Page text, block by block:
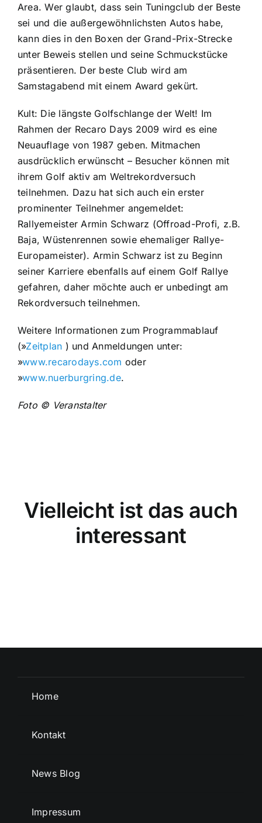
Area. Wer glaubt, dass sein Tuningclub der Beste
sei und die außergewöhnlichsten Autos habe,
kann dies in den Boxen der Grand-Prix-Strecke
unter Beweis stellen und seine Schmuckstücke
präsentieren. Der beste Club wird am
Samstagabend mit einem Award gekürt.
Kult: Die längste Golfschlange der Welt! Im
Rahmen der Recaro Days 2009 wird es eine
Neuauflage von 1987 geben. Mitmachen
ausdrücklich erwünscht – Besucher können mit
ihrem Golf aktiv am Weltrekordversuch
teilnehmen. Dazu hat sich auch ein erster
prominenter Teilnehmer angemeldet:
Rallyemeister Armin Schwarz (Offroad-Profi, z.B.
Baja, Wüstenrennen sowie ehemaliger Rallye-
Europameister). Armin Schwarz ist zu Beginn
seiner Karriere ebenfalls auf einem Golf Rallye
gefahren, daher möchte auch er unbedingt am
Rekordversuch teilnehmen.
Weitere Informationen zum Programmablauf
(»Zeitplan ) und Anmeldungen unter:
»www.recarodays.com oder
»www.nuerburgring.de.
Foto © Veranstalter
Vielleicht ist das auch
interessant
Home
Kontakt
News Blog
Impressum